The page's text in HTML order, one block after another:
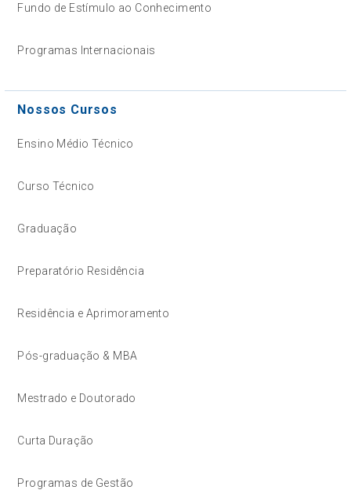
Fundo de Estímulo ao Conhecimento
Programas Internacionais
Nossos Cursos
Ensino Médio Técnico
Curso Técnico
Graduação
Preparatório Residência
Residência e Aprimoramento
Pós-graduação & MBA
Mestrado e Doutorado
Curta Duração
Programas de Gestão